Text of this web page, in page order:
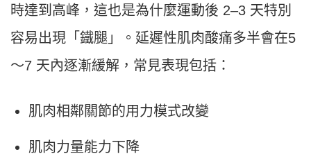
時達到高峰，這也是為什麼運動後 2–3 天特別
容易出現「鐵腿」。延遲性肌肉酸痛多半會在5
～7 天內逐漸緩解，常見表現包括：
肌肉相鄰關節的用力模式改變
肌肉力量能力下降